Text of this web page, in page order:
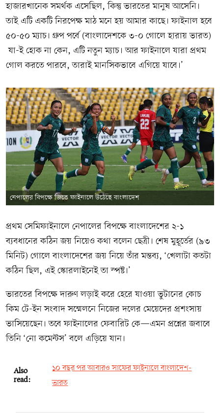
হাজারখানেক সমর্থক এসেছিল, কিন্তু ভারতের মানুষ আসেনি।
তাই এটি একটি নিরপেক্ষ মাঠ মনে হয় আমার কাছে। ফাইনাল হবে
৫০-৫০ ম্যাচ। গ্রুপ পর্বে (বাংলাদেশকে ৩-০ গোলে হারায় ভারত)
যা-ই হোক না কেন, এটি নতুন ম্যাচ। আর ফাইনালে যারা প্রথম
গোল করতে পারবে, তারাই মানসিকভাবে এগিয়ে যাবে।’
নেপালের বিপক্ষে জিতে ফাইনালে উঠেছে বাংলাদেশ
প্রথম সেমিফাইনালে নেপালের বিপক্ষে বাংলাদেশের ২-১
ব্যবধানের কঠিন জয় নিয়েও কথা বলেন ছেত্রী। শেষ মুহূর্তের (৯৩
মিনিট) গোলে বাংলাদেশের জয় নিয়ে তাঁর মন্তব্য, ‘খেলাটা কতটা
কঠিন ছিল, এই স্কোরলাইনেই তা স্পষ্ট।’
ভারতের বিপক্ষে দারুণ লড়াই করে হেরে যাওয়া ভুটানের কোচ
কিম টে-ইন সংবাদ সম্মেলনে নিজের দলের মেয়েদের প্রশংসায়
ভাসিয়েছেন। তবে ফাইনালের ফেবারিট কে—এমন প্রশ্নের জবাবে
তিনি ‘নো কমেন্টস’ বলে এড়িয়ে যান।
Also
read:
১০ বছর পর আবারও সাফের ফাইনালে বাংলাদেশ-
ভারত